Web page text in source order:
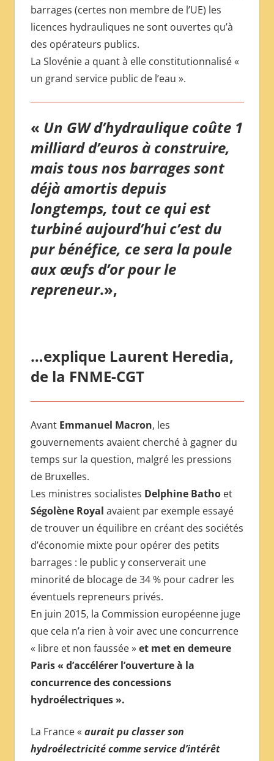
barrages (certes non membre de l’UE) les
licences hydrauliques ne sont ouvertes qu’à
des opérateurs publics.
La Slovénie a quant à elle constitutionnalisé «
un grand service public de l’eau ».
« Un GW d’hydraulique coûte 1
milliard d’euros à construire,
mais tous nos barrages sont
déjà amortis depuis
longtemps, tout ce qui est
turbiné aujourd’hui c’est du
pur bénéfice, ce sera la poule
aux œufs d’or pour le
repreneur.»,
…explique Laurent Heredia,
de la FNME-CGT
Avant Emmanuel Macron, les
gouvernements avaient cherché à gagner du
temps sur la question, malgré les pressions
de Bruxelles.
Les ministres socialistes Delphine Bathoet
Ségolène Royal avaient par exemple essayé
de trouver un équilibre en créant des sociétés
d’économie mixte pour opérer des petits
barrages : le public y conserverait une
minorité de blocage de 34 % pour cadrer les
éventuels repreneurs privés.
En juin 2015, la Commission européenne juge
que cela n’a rien à voir avec une concurrence
« libre et non faussée »et met en demeure
Paris « d’accélérer l’ouverture à la
concurrence des concessions
hydroélectriques ».
La France «aurait pu classer son
hydroélectricité comme service d’intérêt